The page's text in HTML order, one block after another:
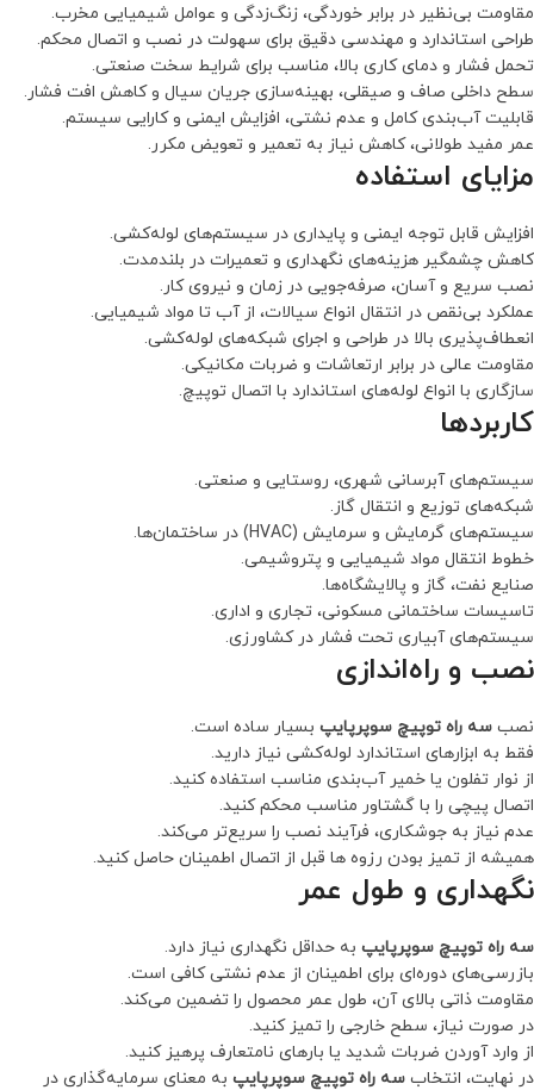
مقاومت بی‌نظیر در برابر خوردگی، زنگ‌زدگی و عوامل شیمیایی مخرب.
طراحی استاندارد و مهندسی دقیق برای سهولت در نصب و اتصال محکم.
تحمل فشار و دمای کاری بالا، مناسب برای شرایط سخت صنعتی.
سطح داخلی صاف و صیقلی، بهینه‌سازی جریان سیال و کاهش افت فشار.
قابلیت آب‌بندی کامل و عدم نشتی، افزایش ایمنی و کارایی سیستم.
عمر مفید طولانی، کاهش نیاز به تعمیر و تعویض مکرر.
مزایای استفاده
افزایش قابل توجه ایمنی و پایداری در سیستم‌های لوله‌کشی.
کاهش چشمگیر هزینه‌های نگهداری و تعمیرات در بلندمدت.
نصب سریع و آسان، صرفه‌جویی در زمان و نیروی کار.
عملکرد بی‌نقص در انتقال انواع سیالات، از آب تا مواد شیمیایی.
انعطاف‌پذیری بالا در طراحی و اجرای شبکه‌های لوله‌کشی.
مقاومت عالی در برابر ارتعاشات و ضربات مکانیکی.
سازگاری با انواع لوله‌های استاندارد با اتصال توپیچ.
کاربردها
سیستم‌های آبرسانی شهری، روستایی و صنعتی.
شبکه‌های توزیع و انتقال گاز.
سیستم‌های گرمایش و سرمایش (HVAC) در ساختمان‌ها.
خطوط انتقال مواد شیمیایی و پتروشیمی.
صنایع نفت، گاز و پالایشگاه‌ها.
تاسیسات ساختمانی مسکونی، تجاری و اداری.
سیستم‌های آبیاری تحت فشار در کشاورزی.
نصب و راه‌اندازی
نصب سه راه توپیچ سوپرپایپ بسیار ساده است.
فقط به ابزارهای استاندارد لوله‌کشی نیاز دارید.
از نوار تفلون یا خمیر آب‌بندی مناسب استفاده کنید.
اتصال پیچی را با گشتاور مناسب محکم کنید.
عدم نیاز به جوشکاری، فرآیند نصب را سریع‌تر می‌کند.
همیشه از تمیز بودن رزوه ها قبل از اتصال اطمینان حاصل کنید.
نگهداری و طول عمر
سه راه توپیچ سوپرپایپ به حداقل نگهداری نیاز دارد.
بازرسی‌های دوره‌ای برای اطمینان از عدم نشتی کافی است.
مقاومت ذاتی بالای آن، طول عمر محصول را تضمین می‌کند.
در صورت نیاز، سطح خارجی را تمیز کنید.
از وارد آوردن ضربات شدید یا بارهای نامتعارف پرهیز کنید.
در نهایت، انتخاب سه راه توپیچ سوپرپایپ به معنای سرمایه‌گذاری در